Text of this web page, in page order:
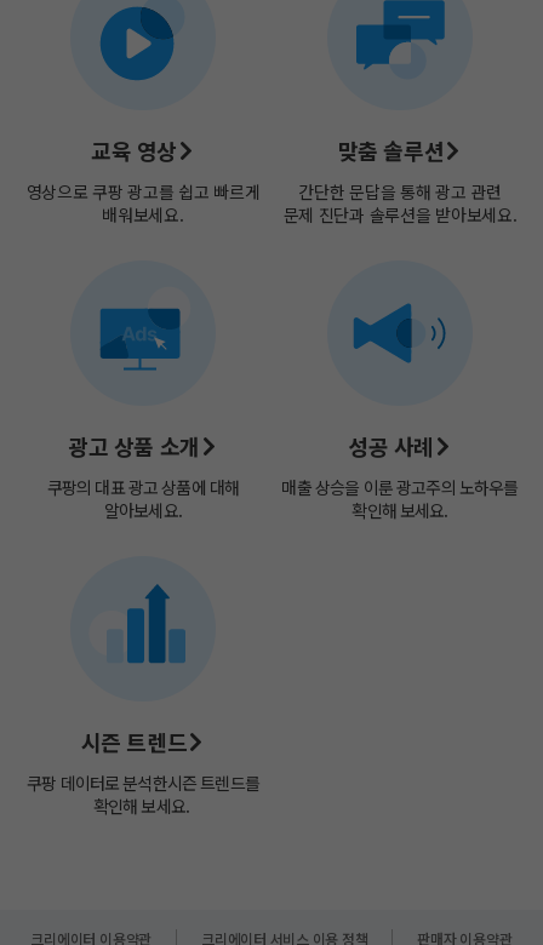
교육 영상
영상으로 쿠팡 광고를 쉽고​ 빠르게
배워보세요.
맞춤 솔루션
간단한 문답을 통해 광고 관련
문제 진단과 솔루션을 받아보세요.
광고 상품 소개
쿠팡의 대표 광고 상품에 대해
알아보세요.
성공 사례
매출 상승을 이룬 광고주의 노하우를
확인해 보세요.
시즌 트렌드
쿠팡 데이터로 분석한​시즌 트렌드를
확인해 보세요. ​
크리에이터 이용약관 크리에이터 서비스 이용 정책 판매자 이용약관